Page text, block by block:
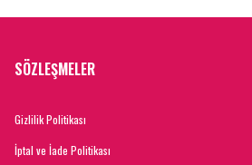
SÖZLEŞMELER
Gizlilik Politikası
İptal ve İade Politikası